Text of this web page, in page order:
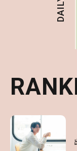
DAILY